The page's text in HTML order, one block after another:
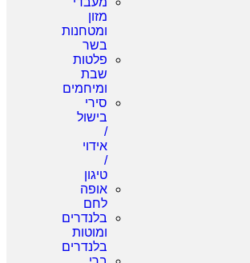
מזון
ומטחנות
בשר
פלטות
שבת
ומיחמים
סירי
בישול
/
אידוי
/
טיגון
אופה
לחם
בלנדרים
ומוטות
בלנדרים